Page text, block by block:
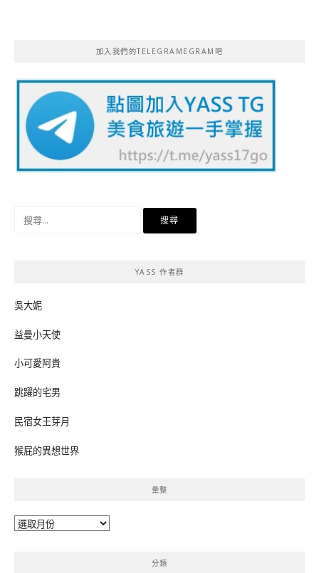
加入我們的TELEGRAMEGRAM吧
YASS 作者群
吳大妮
益曼小天使
小可愛阿貴
跳躍的宅男
民宿女王芽月
猴屁的異想世界
彙整
彙
分類